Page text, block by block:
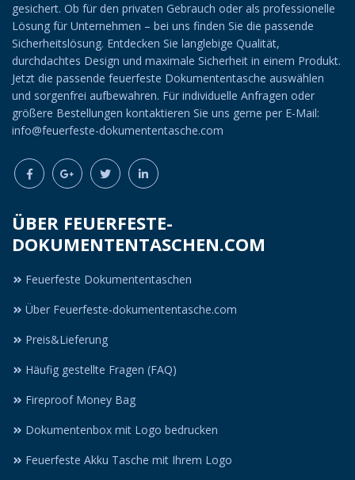
gesichert. Ob für den privaten Gebrauch oder als professionelle
Lösung für Unternehmen – bei uns finden Sie die passende
Sicherheitslösung. Entdecken Sie langlebige Qualität,
durchdachtes Design und maximale Sicherheit in einem Produkt.
Jetzt die passende feuerfeste Dokumententasche auswählen
und sorgenfrei aufbewahren. Für individuelle Anfragen oder
größere Bestellungen kontaktieren Sie uns gerne per E-Mail:
info@feuerfeste-dokumententasche.com
ÜBER FEUERFESTE-
DOKUMENTENTASCHEN.COM
Feuerfeste Dokumententaschen
Über Feuerfeste-dokumententasche.com
Preis&Lieferung
Häufig gestellte Fragen (FAQ)
Fireproof Money Bag
Dokumentenbox mit Logo bedrucken
Feuerfeste Akku Tasche mit Ihrem Logo